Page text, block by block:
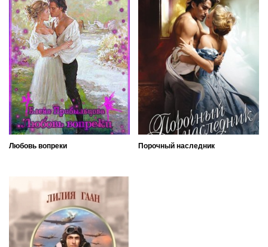
Любовь вопреки Порочный наследник